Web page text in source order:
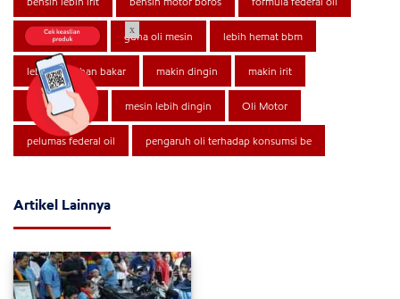
Ganti Oli rutin guna oli mesin lebih hemat bbm
lebih irit bahan bakar makin dingin makin irit
makin nyaman mesin lebih dingin Oli Motor
pelumas federal oil pengaruh oli terhadap konsumsi be
Artikel Lainnya
x